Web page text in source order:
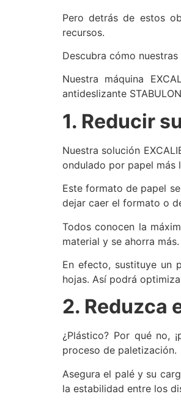
Pero detrás de estos
recursos.
Descubra cómo nuestras
Nuestra máquina
antideslizante
1. Reducir
Nuestra solución
ondulado por papel más
Este formato de papel
dejar caer el formato o
Todos conocen la
material y se ahorra
En efecto, sustituye un
hojas. Así podrá
2. Reduzca
¿Plástico? Por qué no,
proceso de paletización.
Asegura el palé y su
la estabilidad entre los